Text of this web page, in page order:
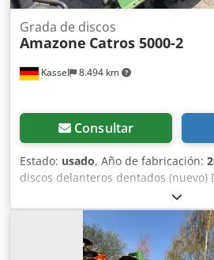
Kassel 8.494 km
Grada de discos
Amazone Catros 5000-2
Consultar
Estado: usado, Año de fabricación:
discos delanteros dentados